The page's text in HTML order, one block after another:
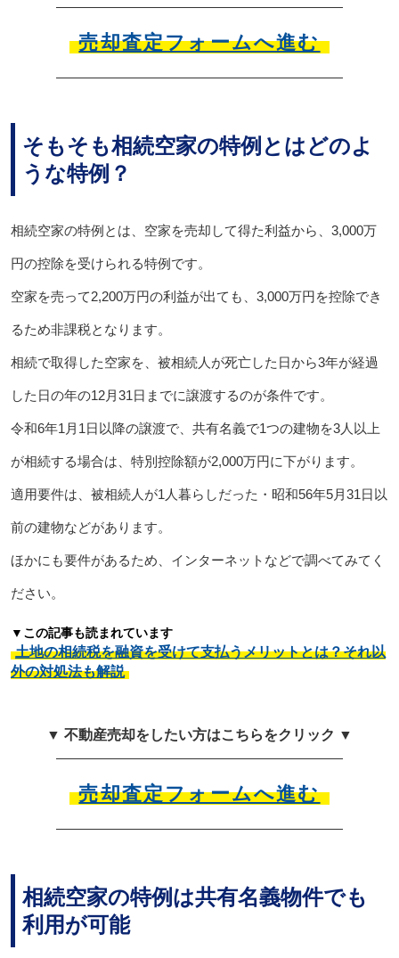
売却査定フォームへ進む
そもそも相続空家の特例とはどのよ
うな特例？
相続空家の特例とは、空家を売却して得た利益から、3,000万
円の控除を受けられる特例です。
空家を売って2,200万円の利益が出ても、3,000万円を控除でき
るため非課税となります。
相続で取得した空家を、被相続人が死亡した日から3年が経過
した日の年の12月31日までに譲渡するのが条件です。
令和6年1月1日以降の譲渡で、共有名義で1つの建物を3人以上
が相続する場合は、特別控除額が2,000万円に下がります。
適用要件は、被相続人が1人暮らしだった・昭和56年5月31日以
前の建物などがあります。
ほかにも要件があるため、インターネットなどで調べてみてく
ださい。
▼この記事も読まれています
土地の相続税を融資を受けて支払うメリットとは？それ以
外の対処法も解説
▼ 不動産売却をしたい方はこちらをクリック ▼
売却査定フォームへ進む
相続空家の特例は共有名義物件でも
利用が可能